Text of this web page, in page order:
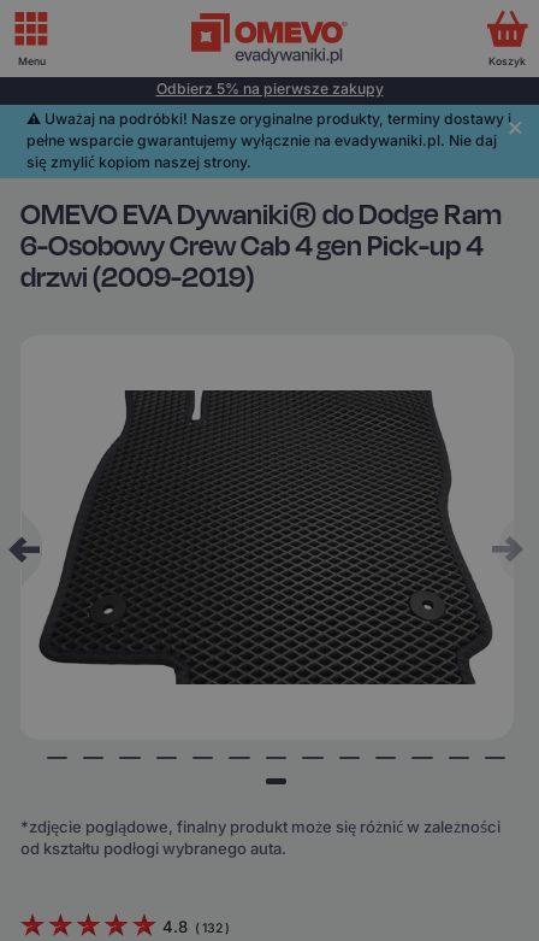
Odbierz 5% na pierwsze zakupy
⚠️️ Uważaj na podróbki! Nasze oryginalne produkty, terminy dostawy i
pełne wsparcie gwarantujemy wyłącznie na evadywaniki.pl. Nie daj
się zmylić kopiom naszej strony.
OMEVO EVA Dywaniki® do Dodge Ram
6-Osobowy Crew Cab 4 gen Pick-up 4
drzwi (2009-2019)
*zdjęcie poglądowe, finalny produkt może się różnić w zależności
od kształtu podłogi wybranego auta.
4.8 ( 132)
Menu Koszyk